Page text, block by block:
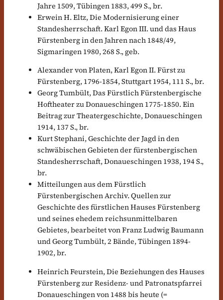
Jahre 1509, Tübingen 1883, 499 S., br.
Erwein H. Eltz, Die Modernisierung einer
Standesherrschaft. Karl Egon III. und das Haus
Fürstenberg in den Jahren nach 1848/49,
Sigmaringen 1980, 268 S., geb.
Alexander von Platen, Karl Egon II. Fürst zu
Fürstenberg, 1796-1854, Stuttgart 1954, 111 S., br.
Georg Tumbült, Das Fürstlich Fürstenbergische
Hoftheater zu Donaueschingen 1775-1850. Ein
Beitrag zur Theatergeschichte, Donaueschingen
1914, 137 S., br.
Kurt Stephani, Geschichte der Jagd in den
schwäbischen Gebieten der fürstenbergischen
Standesherrschaft, Donaueschingen 1938, 194 S.,
br.
Mitteilungen aus dem Fürstlich
Fürstenbergischen Archiv. Quellen zur
Geschichte des fürstlichen Hauses Fürstenberg
und seines ehedem reichsunmittelbaren
Gebietes, bearbeitet von Franz Ludwig Baumann
und Georg Tumbült, 2 Bände, Tübingen 1894-
1902, br.
Heinrich Feurstein, Die Beziehungen des Hauses
Fürstenberg zur Residenz- und Patronatspfarrei
Donaueschingen von 1488 bis heute (=